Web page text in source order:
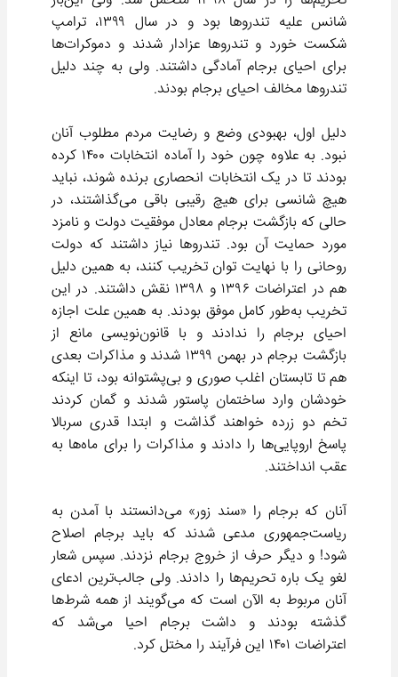
شانس علیه تندروها بود و در سال ۱۳۹۹، ترامپ
شکست خورد و تندروها عزادار شدند و دموکرات‌ها
برای احیای برجام آمادگی داشتند. ولی به چند دلیل
تندروها مخالف احیای برجام بودند.
دلیل اول، بهبودی وضع و رضایت مردم مطلوب آنان
نبود. به علاوه چون خود را آماده انتخابات ۱۴۰۰ کرده
بودند تا در یک انتخابات انحصاری برنده شوند، نباید
هیچ شانسی برای هیچ رقیبی باقی می‌گذاشتند، در
حالی که بازگشت برجام معادل موفقیت دولت و نامزد
مورد حمایت آن بود. تندروها نیاز داشتند که دولت
روحانی را با نهایت توان تخریب کنند، به همین دلیل
هم در اعتراضات ۱۳۹۶ و ۱۳۹۸ نقش داشتند. در این
تخریب به‌طور کامل موفق بودند. به همین علت اجازه
احیای برجام را ندادند و با قانون‌نویسی مانع از
بازگشت برجام در بهمن ۱۳۹۹ شدند و مذاکرات بعدی
هم تا تابستان اغلب صوری و بی‌پشتوانه بود، تا اینکه
خودشان وارد ساختمان پاستور شدند و گمان کردند
تخم دو زرده خواهند گذاشت و ابتدا قدری سربالا
پاسخ اروپایی‌ها را دادند و مذاکرات را برای ماه‌ها به
عقب انداختند.
آنان که برجام را «سند زور» می‌دانستند با آمدن به
ریاست‌جمهوری مدعی شدند که باید برجام اصلاح
شود! و دیگر حرف از خروج برجام نزدند. سپس شعار
لغو یک باره تحریم‌ها را دادند. ولی جالب‌ترین ادعای
آنان مربوط به الآن است که می‌گویند از همه شرط‌ها
گذشته بودند و داشت برجام احیا می‌شد که
اعتراضات ۱۴۰۱ این فرآیند را مختل کرد.